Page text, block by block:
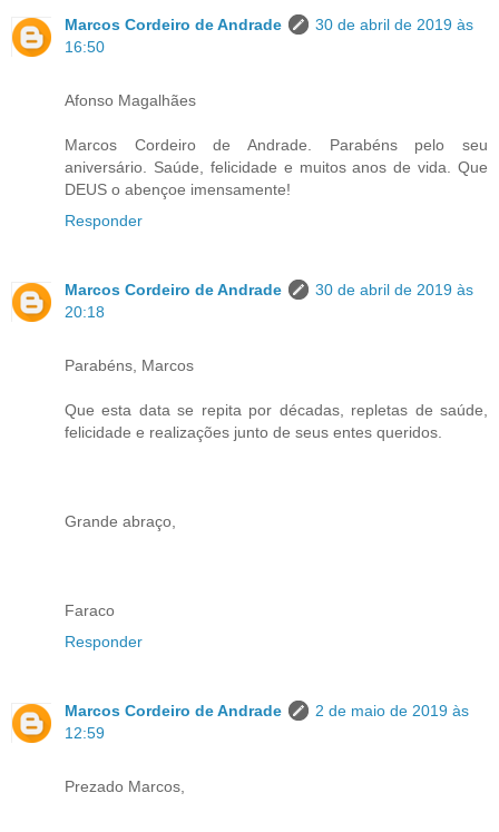
Marcos Cordeiro de Andrade
30 de abril de 2019 às
16:50
Afonso Magalhães
Marcos Cordeiro de Andrade. Parabéns pelo seu
aniversário. Saúde, felicidade e muitos anos de vida. Que
DEUS o abençoe imensamente!
Responder
Marcos Cordeiro de Andrade
30 de abril de 2019 às
20:18
Parabéns, Marcos
Que esta data se repita por décadas, repletas de saúde,
felicidade e realizações junto de seus entes queridos.
Grande abraço,
Faraco
Responder
Marcos Cordeiro de Andrade
2 de maio de 2019 às
12:59
Prezado Marcos,